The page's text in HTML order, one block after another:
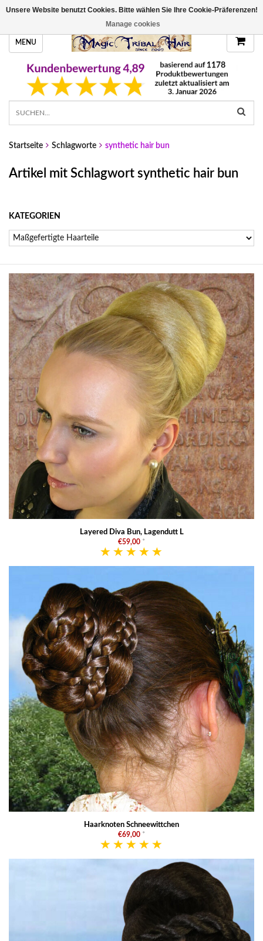
HANDGEFERTIGTE HAARTEILE, DEINE FARBE
MENU
Startseite Schlagworte synthetic hair bun
Artikel mit Schlagwort synthetic hair bun
KATEGORIEN
Layered Diva Bun, Lagendutt L
€59,00 *
Haarknoten Schneewittchen
€69,00 *
Unsere Website benutzt Cookies. Bitte wählen Sie Ihre Cookie-Präferenzen!
Manage cookies